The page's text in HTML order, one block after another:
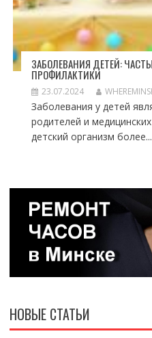
ЗАБОЛЕВАНИЯ ДЕТЕЙ:
ПРОФИЛАКТИКИ
23.07.2024
Заболевания у детей
родителей и
детский организм более...
НОВЫЕ СТАТЬИ